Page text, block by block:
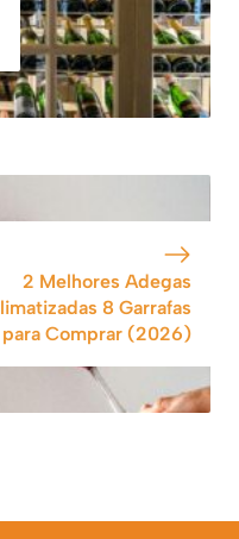
2 Melhores Adegas
8 Garrafas
para Comprar (2026)